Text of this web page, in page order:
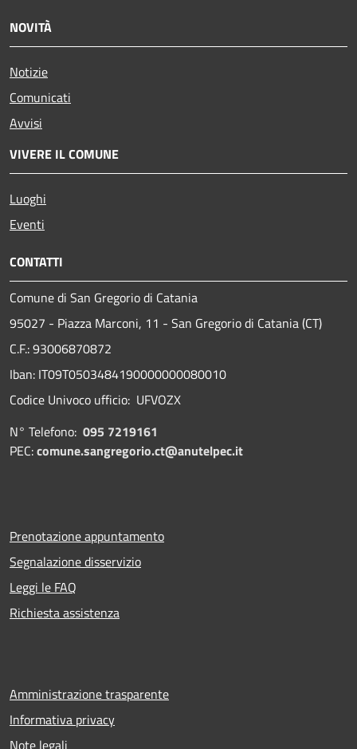
NOVITÀ
Notizie
Comunicati
Avvisi
VIVERE IL COMUNE
Luoghi
Eventi
CONTATTI
Comune di San Gregorio di Catania
95027 - Piazza Marconi, 11 - San Gregorio di Catania (CT)
C.F.: 93006870872
Iban: IT09T0503484190000000080010
Codice Univoco ufficio: UFVOZX
N° Telefono: 095 7219161
PEC:comune.sangregorio.ct@anutelpec.it
Prenotazione appuntamento
Segnalazione disservizio
Leggi le FAQ
Richiesta assistenza
Amministrazione trasparente
Informativa privacy
Note legali